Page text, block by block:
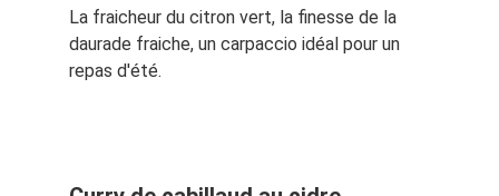
La fraicheur du citron vert, la finesse de la
daurade fraiche, un carpaccio idéal pour un
repas d'été.